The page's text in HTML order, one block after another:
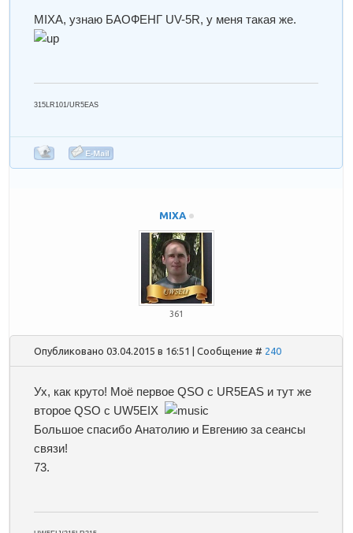
MIXA, узнаю БАОФЕНГ UV-5R, у меня такая же.
315LR101/UR5EAS
MIXA
361
Опубликовано 03.04.2015 в 16:51 | Сообщение # 240
Ух, как круто! Моё первое QSO c UR5EAS и тут же
второе QSO c UW5EIX
Большое спасибо Анатолию и Евгению за сеансы
связи!
73.